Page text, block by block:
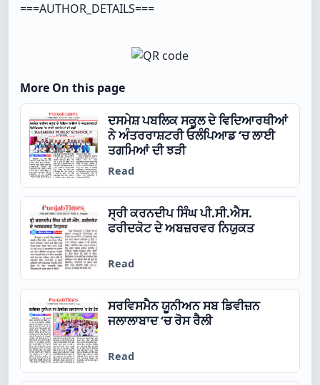
===AUTHOR_DETAILS===
More On this page
ਦਸਮੇਸ਼ ਪਬਲਿਕ ਸਕੂਲ ਦੇ ਵਿਦਿਆਰਥੀਆਂ
ਨੇ ਅੰਤਰਰਾਸ਼ਟਰੀ ਓਲੰਪਿਆਡ ‘ਚ ਲਾਈ
ਤਗਮਿਆਂ ਦੀ ਝੜੀ
Read
ਸ੍ਰੀ ਕਰਨਦੀਪ ਸਿੰਘ ਪੀ.ਸੀ.ਐਸ.
ਫਰੀਦਕੋਟ ਦੇ ਅਬਜ਼ਰਵਰ ਨਿਯੁਕਤ
Read
ਸਰਵਿਸਮੈਨ ਯੂਨੀਅਨ ਸਬ ਡਿਵੀਜ਼ਨ
ਜਲਾਲਾਬਾਦ ‘ਚ ਰੋਸ ਰੈਲੀ
Read